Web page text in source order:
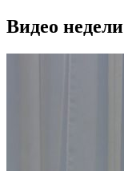
Видео недели